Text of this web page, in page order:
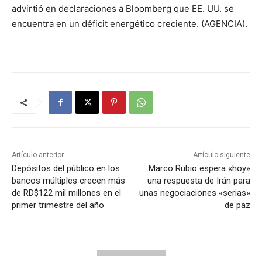
advirtió en declaraciones a Bloomberg que EE. UU. se
encuentra en un déficit energético creciente. (AGENCIA).
Artículo anterior
Depósitos del público en los
bancos múltiples crecen más
de RD$122 mil millones en el
primer trimestre del año
Artículo siguiente
Marco Rubio espera «hoy»
una respuesta de Irán para
unas negociaciones «serias»
de paz